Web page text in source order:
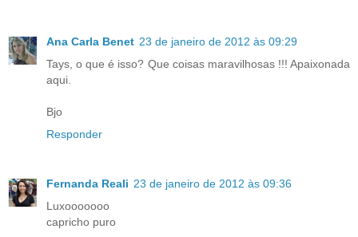
Ana Carla Benet 23 de janeiro de 2012 às 09:29
Tays, o que é isso? Que coisas maravilhosas !!! Apaixonada
aqui.
Bjo
Responder
Fernanda Reali 23 de janeiro de 2012 às 09:36
Luxooooooo
capricho puro